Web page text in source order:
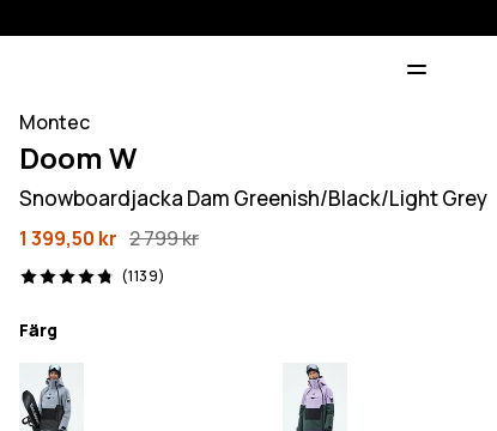
Montec
Doom W
Snowboardjacka Dam Greenish/Black/Light Grey
1 399,50 kr 2 799 kr
(1139)
1139 recensioner, 4.8/5
Färg